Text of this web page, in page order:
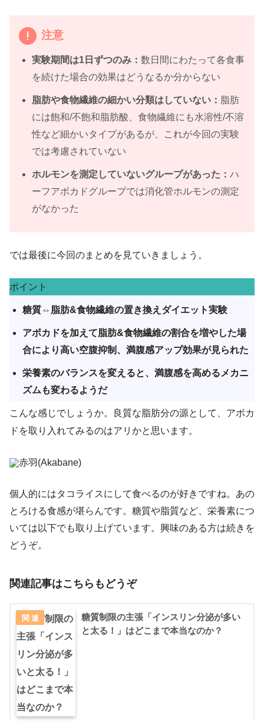
注意
実験期間は1日ずつのみ：数日間にわたって各食事
を続けた場合の効果はどうなるか分からない
脂肪や食物繊維の細かい分類はしていない： 脂肪
には飽和/不飽和脂肪酸、食物繊維にも水溶性/不溶
性など細かいタイプがあるが、これが今回の実験
では考慮されていない
ホルモンを測定していないグループがあった：ハ
ーフアボカドグループでは消化管ホルモンの測定
がなかった
では最後に今回のまとめを見ていきましょう。
ポイント
糖質⇔脂肪&食物繊維の置き換えダイエット実験
アボカドを加えて脂肪&食物繊維の割合を増やした場
合により高い空腹抑制、満腹感アップ効果が見られた
栄養素のバランスを変えると、満腹感を高めるメカニ
ズムも変わるようだ
こんな感じでしょうか。良質な脂肪分の源として、アボカ
ドを取り入れてみるのはアリかと思います。
赤羽(Akabane)
個人的にはタコライスにして食べるのが好きですね。あの
とろける食感が堪らんです。糖質や脂質など、栄養素につ
いては以下でも取り上げています。興味のある方は続きを
どうぞ。
関連記事はこちらもどうぞ
糖質制限の主張「インスリン分泌が多い
と太る！」はどこまで本当なのか？